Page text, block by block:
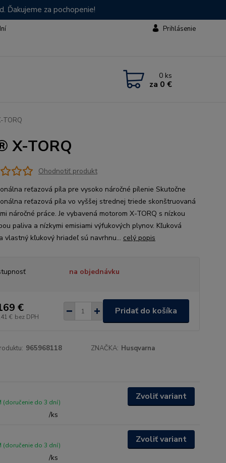
Ďakujeme za pochopenie!
Prihlásenie
0 ks
za 0 €
TORQ
X-TORQ
Ohodnotiť produkt
reťazová píla pre vysoko náročné pílenie Skutočne
reťazová píla vo vyššej strednej triede skonštruovaná
náročné práce. Je vybavená motorom X-TORQ s nízkou
paliva a nízkymi emisiami výfukových plynov. Kľuková
vlastný kľukový hriadeľ sú navrhnu... celý popis
na objednávku
€
€ bez DPH
Pridať do košíka
965968118 ZNAČKA: Husqvarna
/ks
(doručenie do 3 dní)
Zvoliť variant
/ks
(doručenie do 3 dní)
Zvoliť variant